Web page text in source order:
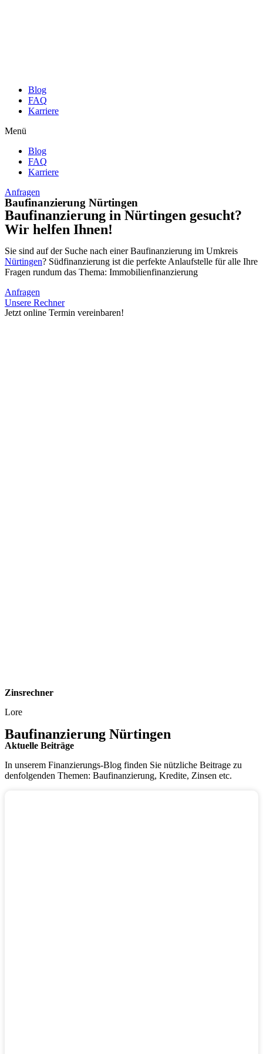
Blog
FAQ
Karriere
Menü
Blog
FAQ
Karriere
Anfragen
Baufinanzierung Nürtingen
Baufinanzierung in Nürtingen gesucht?
Wir helfen Ihnen!
Sie sind auf der Suche nach einer Baufinanzierung im Umkreis
Nürtingen? Südfinanzierung ist die perfekte Anlaufstelle für alle Ihre
Fragen rundum das Thema: Immobilienfinanzierung
Anfragen
Unsere Rechner
Jetzt online Termin vereinbaren!
Zinsrechner
Lore
Baufinanzierung Nürtingen
Aktuelle Beiträge
In unserem Finanzierungs-Blog finden Sie nützliche Beitrage zu
denfolgenden Themen: Baufinanzierung, Kredite, Zinsen etc.